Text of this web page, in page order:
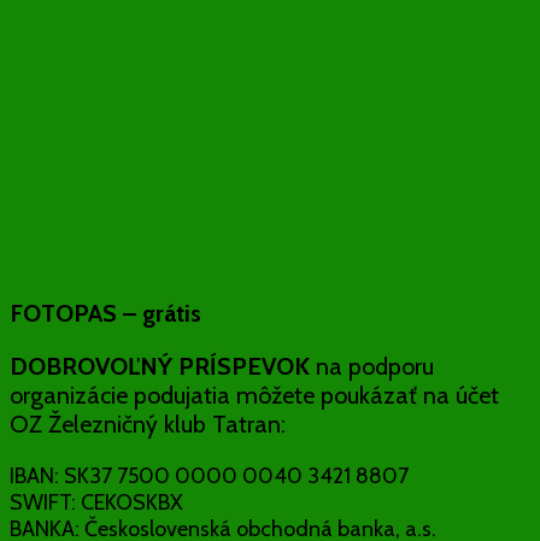
FOTOPAS – grátis
DOBROVOĽNÝ PRÍSPEVOK na podporu
organizácie podujatia môžete poukázať na účet
OZ Železničný klub Tatran:
IBAN: SK37 7500 0000 0040 3421 8807
SWIFT: CEKOSKBX
BANKA: Československá obchodná banka, a.s.